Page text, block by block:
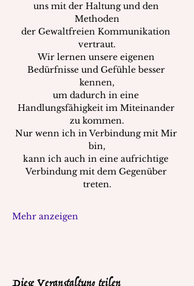
uns mit der Haltung und den
Methoden
der Gewaltfreien Kommunikation
vertraut.
Wir lernen unsere eigenen
Bedürfnisse und Gefühle besser
kennen,
um dadurch in eine
Handlungsfähigkeit im Miteinander
zu kommen.
Nur wenn ich in Verbindung mit Mir
bin,
kann ich auch in eine aufrichtige
Verbindung mit dem Gegenüber
treten.
Mehr anzeigen